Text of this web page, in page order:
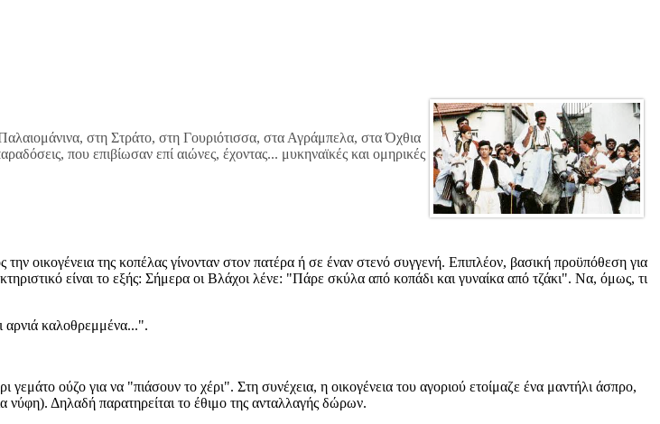
στη Στράτο, στη Γουριότισσα, στα Αγράμπελα, στα Όχθια
που επιβίωσαν επί αιώνες, έχοντας... μυκηναϊκές και ομηρικές
οικογένεια της κοπέλας γίνονταν στον πατέρα ή σε έναν στενό συγγενή. Επιπλέον, βασική προϋπόθεση για
είναι το εξής: Σήμερα οι Βλάχοι λένε: "Πάρε σκύλα από κοπάδι και γυναίκα από τζάκι". Να, όμως, τι
αρνιά καλοθρεμμένα...".
ούζο για να "πιάσουν το χέρι". Στη συνέχεια, η οικογένεια του αγοριού ετοίμαζε ένα μαντήλι άσπρο,
νύφη). Δηλαδή παρατηρείται το έθιμο της ανταλλαγής δώρων.